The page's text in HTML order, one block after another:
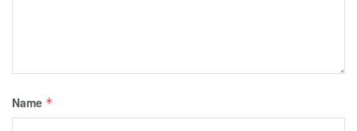
Name *